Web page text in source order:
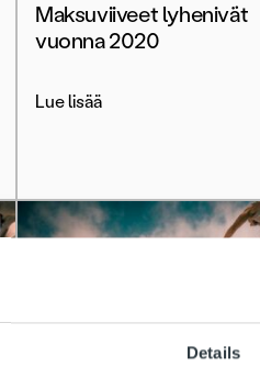
Details
Maksuviiveet lyhenivät
vuonna 2020
Lue lisää